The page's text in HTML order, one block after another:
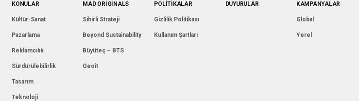
KONULAR
Kültür-Sanat
Pazarlama
Reklamcılık
Sürdürülebilirlik
Tasarım
Teknoloji
MAD ORIGINALS
Sihirli Strateji
Beyond Sustainability
Büyüteç – BTS
Geoit
POLITIKALAR
Gizlilik Politikası
Kullanım Şartları
DUYURULAR KAMPANYALAR
Global
Yerel